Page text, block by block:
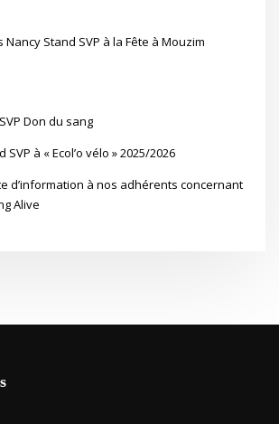
Nancy Stand SVP à la Fête à Mouzim
Don du sang
à « Ecol’o vélo » 2025/2026
d’information à nos adhérents concernant
Alive